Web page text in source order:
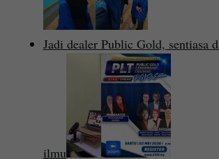
Jadi dealer Public Gold, sentiasa
ilmu